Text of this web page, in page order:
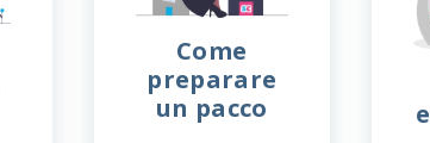
Come
preparare
un pacco